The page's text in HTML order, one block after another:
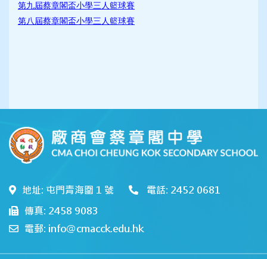
第九屆蔡章閣盃小學三人籃球賽
第八屆蔡章閣盃小學三人籃球賽
地址: 屯門青海圍 1 號
電話: 2452 0681
傳真: 2458 9083
電郵: info@cmacck.edu.hk